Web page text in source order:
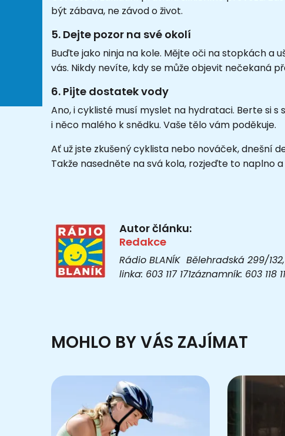
být zábava, ne závod o život.
5. Dejte pozor na své okolí
Buďte jako ninja na kole. Mějte oči na stopkách a
vás. Nikdy nevíte, kdy se může objevit nečekaná
6. Pijte dostatek vody
Ano, i cyklisté musí myslet na hydrataci. Berte si
i něco malého k snědku. Vaše tělo vám poděkuje.
Ať už jste zkušený cyklista nebo nováček, dnešní
Takže nasedněte na svá kola, rozjeďte to naplno
Autor článku:
Redakce
Rádio BLANÍK Bělehradská 299/
linka: 603 117 171záznamník: 603
MOHLO BY VÁS ZAJÍMAT